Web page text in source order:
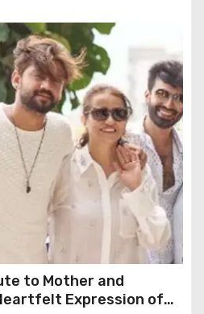
to Mother and
Expression of